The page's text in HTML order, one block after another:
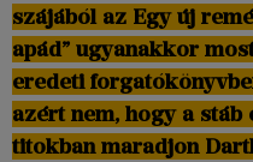
szájából az Egy új
apád” ugyanakkor
eredeti
azért nem, hogy a
titokban maradjon